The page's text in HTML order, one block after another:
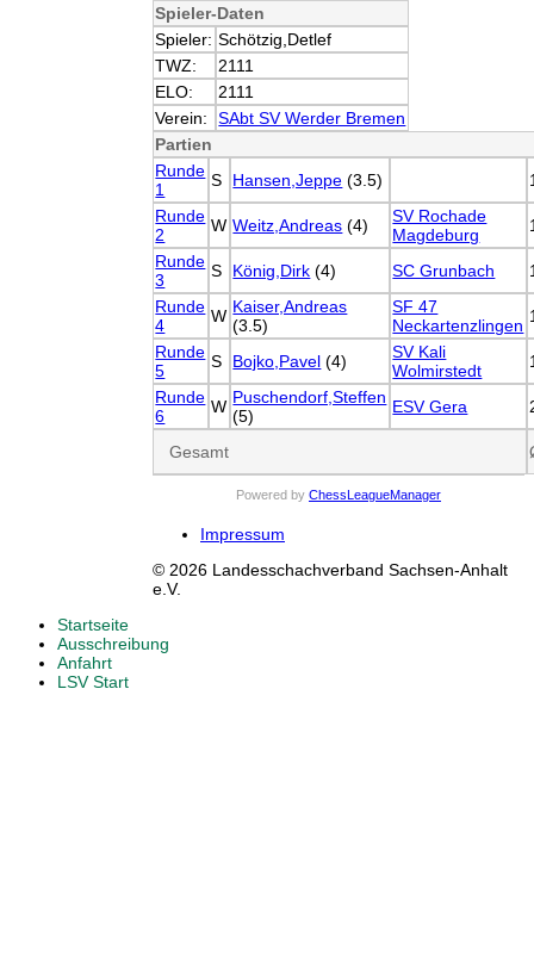
Spieler-Daten
Spieler: Schötzig,Detlef
TWZ:
2111
ELO:
2111
Verein:
SAbt SV Werder Bremen
Partien
Runde
1
S Hansen,Jeppe (3.5)
Runde
2
W Weitz,Andreas (4)
SV Rochade
Magdeburg
Runde
3
S König,Dirk (4) SC Grunbach
Runde
4
W Kaiser,Andreas
(3.5)
SF 47
Neckartenzlingen
Runde
5
S Bojko,Pavel (4)
SV Kali
Wolmirstedt
Runde
6
W Puschendorf,Steffen
(5)
ESV Gera
Gesamt
Powered by ChessLeagueManager
Impressum
© 2026 Landesschachverband Sachsen-Anhalt
e.V.
Startseite
Ausschreibung
Anfahrt
LSV Start